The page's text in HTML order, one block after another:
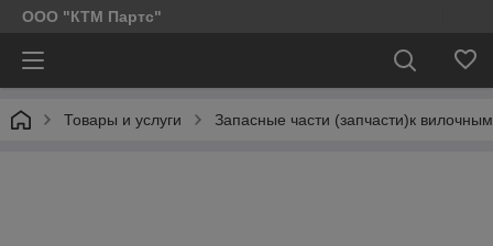
ООО "КТМ Партс"
Товары и услуги Запасные части (запчасти)к